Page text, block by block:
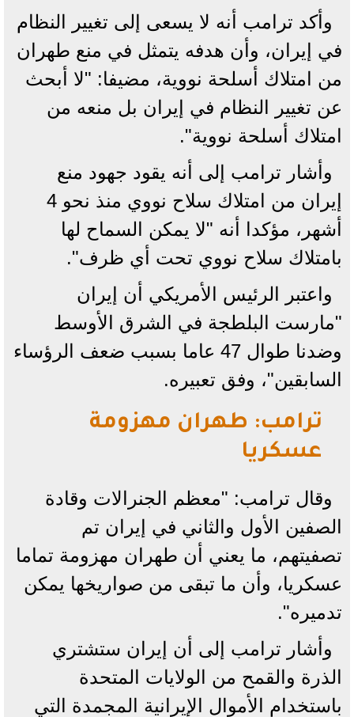
وأكد ترامب أنه لا يسعى إلى تغيير النظام
في إيران، وأن هدفه يتمثل في منع طهران
من امتلاك أسلحة نووية، مضيفا: "لا أبحث
عن تغيير النظام في إيران بل منعه من
امتلاك أسلحة نووية".
وأشار ترامب إلى أنه يقود جهود منع
إيران من امتلاك سلاح نووي منذ نحو 4
أشهر، مؤكدا أنه "لا يمكن السماح لها
بامتلاك سلاح نووي تحت أي ظرف".
واعتبر الرئيس الأمريكي أن إيران
"مارست البلطجة في الشرق الأوسط
وضدنا طوال 47 عاما بسبب ضعف الرؤساء
السابقين"، وفق تعبيره.
ترامب: طهران مهزومة
عسكريا
وقال ترامب: "معظم الجنرالات وقادة
الصفين الأول والثاني في إيران تم
تصفيتهم، ما يعني أن طهران مهزومة تماما
عسكريا، وأن ما تبقى من صواريخها يمكن
تدميره".
وأشار ترامب إلى أن إيران ستشتري
الذرة والقمح من الولايات المتحدة
باستخدام الأموال الإيرانية المجمدة التي